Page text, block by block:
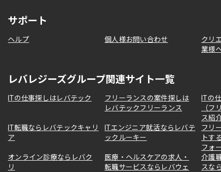
サポート
ヘルプ 個人様お問い合わせ
クリ
業様
レバレジーズグループ関連サイト一覧
ITの仕事探しはレバテック
フリーランスの案件探しは
レバテックフリーランス
ITの
（フ
ス紹
IT転職ならレバテックキャリ
ア
ITエンジニア就活ならレバテ
ックルーキー
フリ
トす
フォ
オンライン診療ならレバク
リ
医療・ヘルスケアの求人・
転職サービスならレバウェ
介護
スな